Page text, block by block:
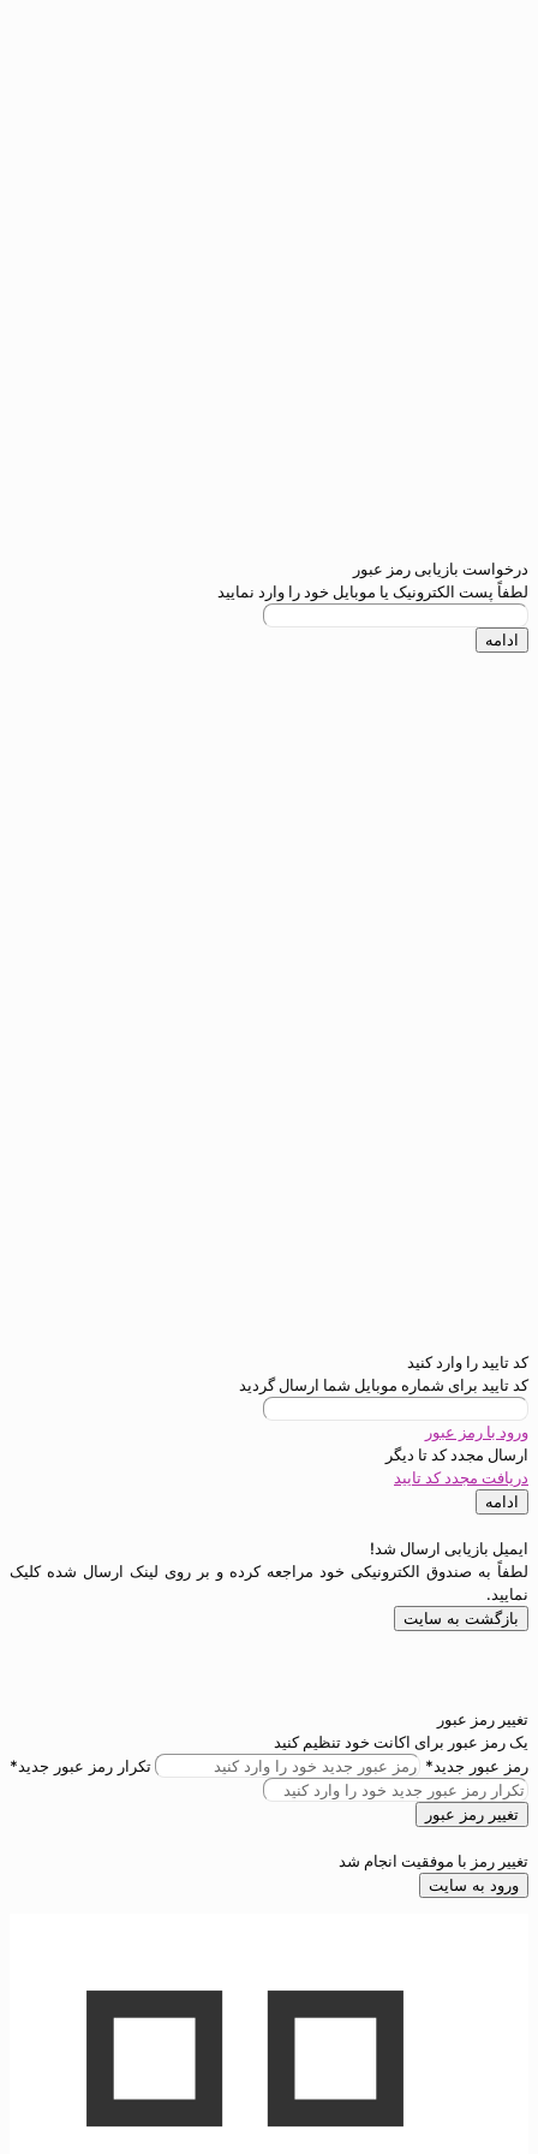
رمز عبور
یا موبایل خود را وارد نمایید
کنید
شماره موبایل شما ارسال گردید
تادیگر
تایید
ارسال شد!
الکترونیکی خود مراجعه کرده و بر روی لینک ارسال شده کلیک
سایت
اکانت خود تنظیم کنید
تکرار رمز عبور جدید*
موفقیت انجام شد